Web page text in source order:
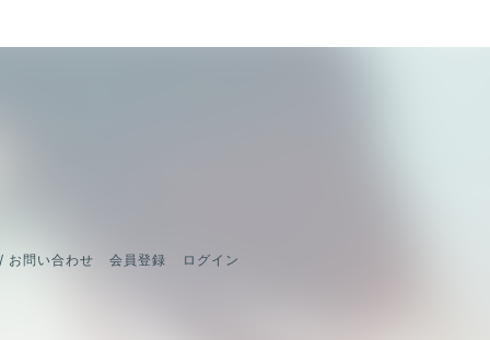
お問い合わせ 会員登録 ログイン